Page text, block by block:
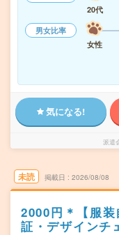
20代
男女比率
女性
気になる!
派遣
未読 掲載日 2026/08/08
2000円＊【服
証・デザインチ